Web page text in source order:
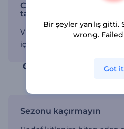
Cadılar Bayramı video
tarzınıza göre düzenleyin
Vizyonunuzu hayata
için kendi metin, renk ve
Cadılar Bayramı
videolar
Sezonu kaçırmayın
Bir şeyler yanlış
wrong.
Got it